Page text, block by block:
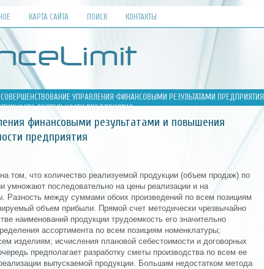
КАРТА САЙТА ПОИСК КОНТАКТЫ
СОВЕРШЕНСТВОВАНИЕ УПРАВЛЕНИЯ ФИНАНСОВЫМИ РЕЗУЛЬТАТАМИ ПРЕДПРИЯТИЯ
ДЕЯТЕЛЬНОСТИ ПРЕДПРИЯТИЯ
финансовыми результатами и повышения
предприятия
том, что количество реализуемой продукции (объем продаж) по
умножают последовательно на цены реализации и на
Разность между суммами обоих произведений по всем позициям
объем прибыли. Прямой счет методически чрезвычайно
наименований продукции трудоемкость его значительно
ассортимента по всем позициям номенклатуры;
изделиям; исчисления плановой себестоимости и договорных
предполагает разработку сметы производства по всем ее
выпускаемой продукции. Большим недостатком метода